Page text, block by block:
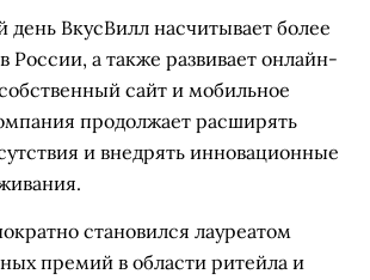
день ВкусВилл насчитывает более
России, а также развивает онлайн-
сайт и мобильное
продолжает расширять
и внедрять инновационные
становился лауреатом
премий в области ритейла и